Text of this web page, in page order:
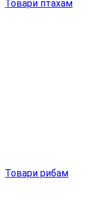
Товари птахам
Товари рибам